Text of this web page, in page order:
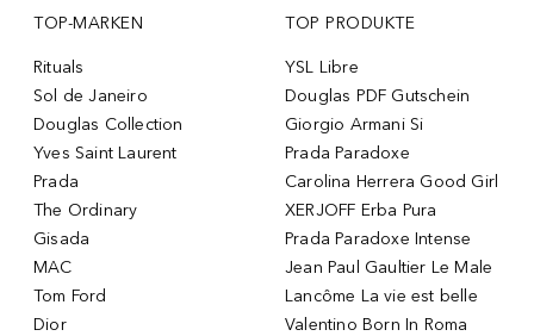
TOP-MARKEN
Rituals
Sol de Janeiro
Douglas Collection
Yves Saint Laurent
Prada
The Ordinary
Gisada
MAC
Tom Ford
Dior
TOP PRODUKTE
YSL Libre
Douglas PDF Gutschein
Giorgio Armani Si
Prada Paradoxe
Carolina Herrera Good Girl
XERJOFF Erba Pura
Prada Paradoxe Intense
Jean Paul Gaultier Le Male
Lancôme La vie est belle
Valentino Born In Roma